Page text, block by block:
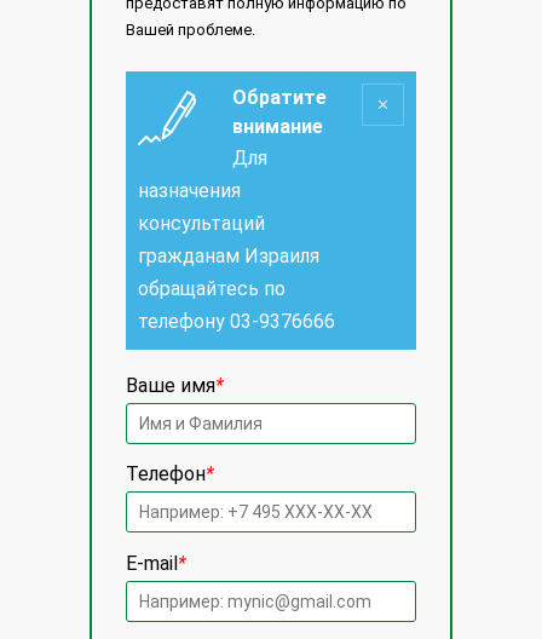
Вашей проблеме.
Обратите
внимание
Для
назначения
консультаций
гражданам Израиля
обращайтесь по
телефону 03-9376666
Ваше имя*
Телефон*
E-mail*